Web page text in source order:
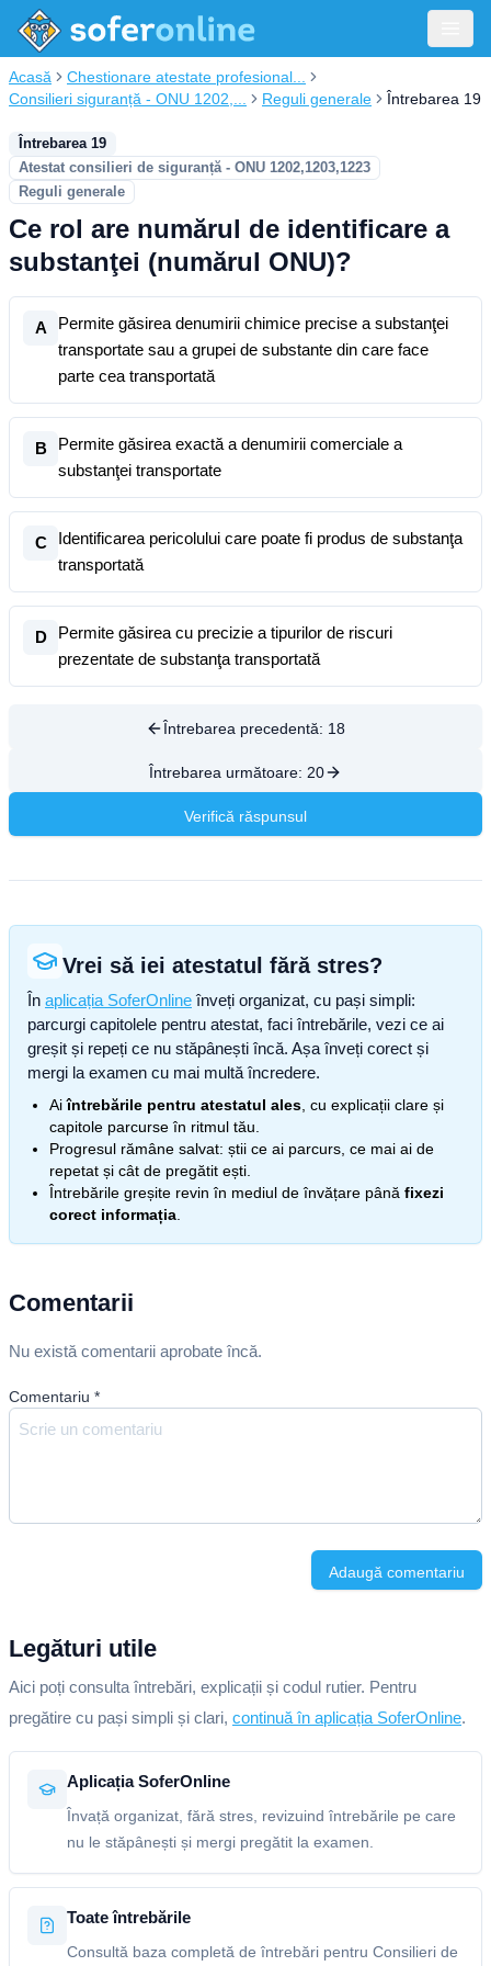
Acasă
Chestionare atestate profesional...
Consilieri siguranță - ONU 1202,...
Reguli generale Întrebarea 19
Întrebarea 19
Atestat consilieri de siguranță - ONU 1202,1203,1223
Reguli generale
Ce rol are numărul de identificare a
substanţei (numărul ONU)?
A
Permite găsirea denumirii chimice precise a substanţei
transportate sau a grupei de substante din care face
parte cea transportată
B
Permite găsirea exactă a denumirii comerciale a
substanţei transportate
C
Identificarea pericolului care poate fi produs de substanţa
transportată
D
Permite găsirea cu precizie a tipurilor de riscuri
prezentate de substanţa transportată
Întrebarea precedentă: 18
Întrebarea următoare: 20
Verifică răspunsul
Vrei să iei atestatul fără stres?
În aplicația SoferOnline înveți organizat, cu pași simpli:
parcurgi capitolele pentru atestat, faci întrebările, vezi ce ai
greșit și repeți ce nu stăpânești încă. Așa înveți corect și
mergi la examen cu mai multă încredere.
Aiîntrebările pentru atestatul ales , cu explicații clare și
capitole parcurse în ritmul tău.
Progresul rămâne salvat: știi ce ai parcurs, ce mai ai de
repetat și cât de pregătit ești.
Întrebările greșite revin în mediul de învățare până fixezi
corect informația
Comentarii
Nu există comentarii aprobate încă.
Comentariu *
Adaugă comentariu
Legături utile
Aici poți consulta întrebări, explicații și codul rutier. Pentru
pregătire cu pași simpli și clari, continuă în aplicația SoferOnline.
Aplicația SoferOnline
Învață organizat, fără stres, revizuind întrebările pe care
nu le stăpânești și mergi pregătit la examen.
Toate întrebările
Consultă baza completă de întrebări pentru Consilieri de